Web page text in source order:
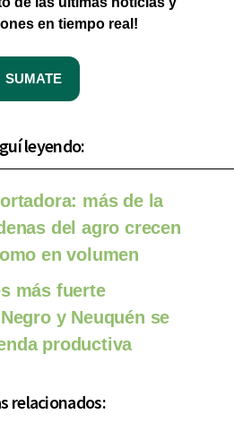
en tiempo real!
SUMATE
leyendo:
más de la
del agro crecen
en volumen
más fuerte
y Neuquén se
productiva
relacionados: